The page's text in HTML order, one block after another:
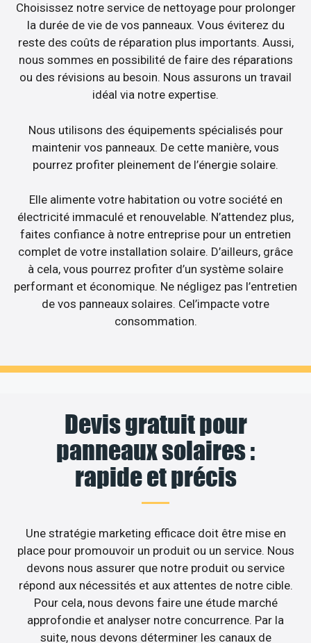
Choisissez notre service de nettoyage pour prolonger
la durée de vie de vos panneaux. Vous éviterez du
reste des coûts de réparation plus importants. Aussi,
nous sommes en possibilité de faire des réparations
ou des révisions au besoin. Nous assurons un travail
idéal via notre expertise.
Nous utilisons des équipements spécialisés pour
maintenir vos panneaux. De cette manière, vous
pourrez profiter pleinement de l’énergie solaire.
Elle alimente votre habitation ou votre société en
électricité immaculé et renouvelable. N’attendez plus,
faites confiance à notre entreprise pour un entretien
complet de votre installation solaire. D’ailleurs, grâce
à cela, vous pourrez profiter d’un système solaire
performant et économique. Ne négligez pas l’entretien
de vos panneaux solaires. Cel’impacte votre
consommation.
Devis gratuit pour
panneaux solaires :
rapide et précis
Une stratégie marketing efficace doit être mise en
place pour promouvoir un produit ou un service. Nous
devons nous assurer que notre produit ou service
répond aux nécessités et aux attentes de notre cible.
Pour cela, nous devons faire une étude marché
approfondie et analyser notre concurrence. Par la
suite, nous devons déterminer les canaux de